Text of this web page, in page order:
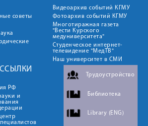
советы
Видеоархив событий КГМУ
Фотоархив событий КГМУ
Многотиражная газета
"Вести Курского
медуниверситета"
Студенческое интернет-
телевидение "МедТВ"
Наш университет в СМИ
РФ
и
Трудоустройство
Библиотека
Library (ENG)